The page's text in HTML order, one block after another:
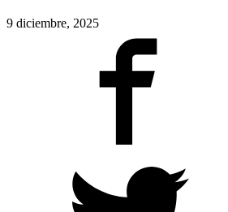
9 diciembre, 2025